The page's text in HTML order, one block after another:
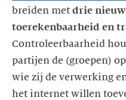
breiden met drie
toerekenbaarheid en
Controleerbaarheid
partijen de (groepen)
wie zij de verwerking
het internet willen